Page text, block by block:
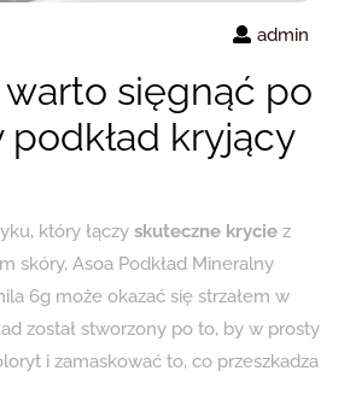
admin
sięgnąć po
kryjący
który łączy skuteczne krycie z
skóry, Asoa Podkład Mineralny
6g może okazać się strzałem w
został stworzony po to, by w prosty
i zamaskować to, co przeszkadza